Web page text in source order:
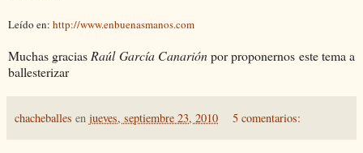
Leído en: http://www.enbuenasmanos.com
Muchas gracias Raúl García Canariónpor proponernos este tema a
ballesterizar
chacheballes en jueves, septiembre 23, 2010 5 comentarios: